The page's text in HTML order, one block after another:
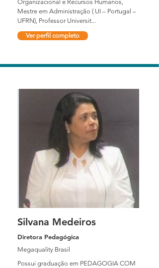
Ver perfil completo
Organizacional e Recursos Humanos,
Mestre em Administração ( UI – Portugal –
UFRN), Professor Universit...
Silvana Medeiros
Diretora Pedagógica
Megaquality Brasil
Possui graduação em PEDAGOGIA COM